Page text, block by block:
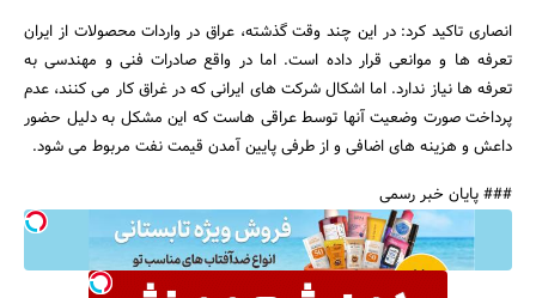
انصاری تاکید کرد: در این چند وقت گذشته، عراق در واردات محصولات از ایران
تعرفه ها و موانعی قرار داده است. اما در واقع صادرات فنی و مهندسی به
تعرفه ها نیاز ندارد. اما اشکال شرکت های ایرانی که در غراق کار می کنند، عدم
پرداخت صورت وضعیت آنها توسط عراقی هاست که این مشکل به دلیل حضور
داعش و هزینه های اضافی و از طرفی پایین آمدن قیمت نفت مربوط می شود.
### پایان خبر رسمی